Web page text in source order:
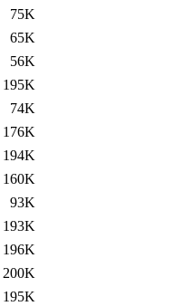
75K
65K
56K
195K
74K
176K
194K
160K
93K
193K
196K
200K
195K